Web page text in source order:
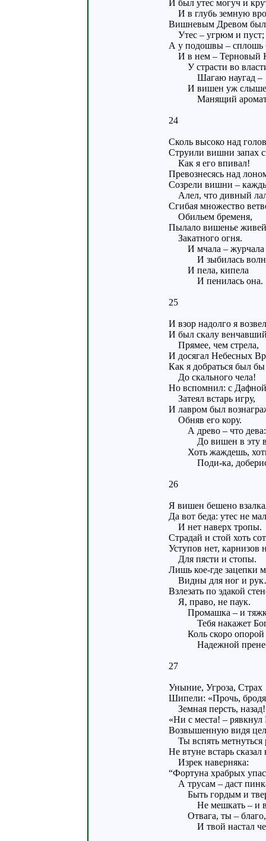
И был утес могуч и
И в глубь земную
Вишневым Древом был
Утес – угрюм и пуст;
А у подошвы – сплошь
И в нем – Терновый
У страсти во
Шагаю наугад –
И вишен уж
Манящий
24
Сколь высоко над
Струили вишни запах
Как я его впивал!
Превознесясь над
Созрели вишни –
Алел, что дивный
Сгибая множество
Обильем бременя,
Пылало вишенье живей
Закатного огня.
И мчала – журчала
И зыбилась
И пела, кипела
И пенилась она.
25
И взор надолго я
И был скалу
Прямее, чем стрела,
И досягал Небесных
Как я добраться был бы
До скального чела!
Но вспомнил: с
Затеял встарь игру,
И лавром был
Обняв его кору.
А древо – что дева:
До вишен в эту
Хоть жаждешь, хоть
Поди-ка,
26
Я вишен бешено
Да вот беда: утес не
И нет наверх тропы.
Страдай и стой хоть
Уступов нет, карнизов
Для пясти и стопы.
Лишь кое-где зацепки
Видны для ног и
Взлезать по эдакой
Я, право, не паук.
Промашка – и
Тебя накажет
Коль скоро опорой
Надежной
27
Уныние, Угроза, Страх
Шипели: «Прочь,
Земная персть,
«Ни с места! –
Возвышенную видя
Ты вспять метнуться
Не втуне встарь сказал
Изрек наверняка:
“Фортуна храбрых
А трусам – даст
Быть гордым и
Не мешкать – и
Отвага, ты – благо,
И твой настал